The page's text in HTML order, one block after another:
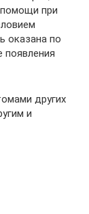
при
оказана по
появления
других
и